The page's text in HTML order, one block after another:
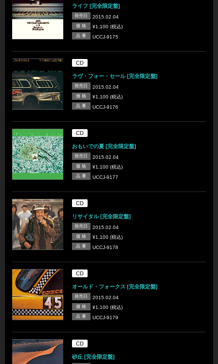
ライフ [完全限定盤]
発売日 2015.02.04
価 格 ¥1,100 (税込)
品 番 UCCJ-9175
CD
ラヴ・フォー・セール [完全限定盤]
発売日 2015.02.04
価 格 ¥1,100 (税込)
品 番 UCCJ-9176
CD
おもいでの夏 [完全限定盤]
発売日 2015.02.04
価 格 ¥1,100 (税込)
品 番 UCCJ-9177
CD
リサイタル [完全限定盤]
発売日 2015.02.04
価 格 ¥1,100 (税込)
品 番 UCCJ-9178
CD
オールド・フォークス [完全限定盤]
発売日 2015.02.04
価 格 ¥1,100 (税込)
品 番 UCCJ-9179
CD
砂丘 [完全限定盤]